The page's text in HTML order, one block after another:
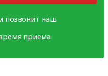
позвонит наш
приема